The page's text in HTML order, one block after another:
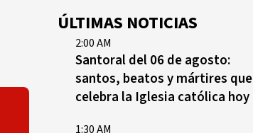
ÚLTIMAS NOTICIAS
2:00 AM
Santoral del 06 de agosto:
santos, beatos y mártires que
celebra la Iglesia católica hoy
1:30 AM